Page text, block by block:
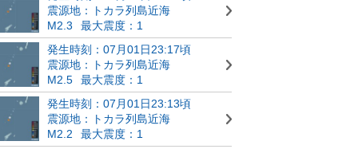
震源地：トカラ列島近海
M2.3
最大震度：1
発生時刻：07月01日23:17頃
震源地：トカラ列島近海
M2.5
最大震度：1
発生時刻：07月01日23:13頃
震源地：トカラ列島近海
M2.2
最大震度：1